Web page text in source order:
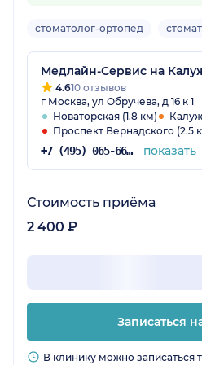
стоматолог-ортопед
Медлайн-Сервис на
4.610 отзывов
г Москва, ул Обручева, д 16 к 1
Новаторская (1.8 км)
Проспект Вернадского (2.5
+7 (495) 065-66-90 показать
Стоимость приёма
2 400 ₽
Записаться
В клинику можно записаться